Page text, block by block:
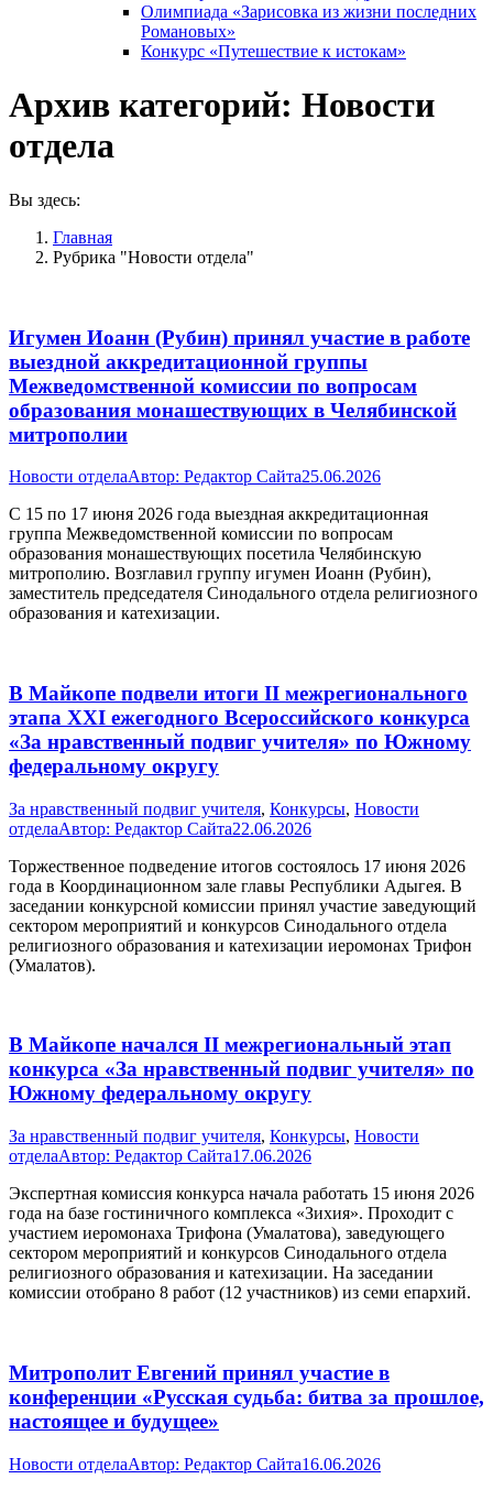
Олимпиада «Зарисовка из жизни последних
Романовых»
Конкурс «Путешествие к истокам»
Архив категорий: Новости
отдела
Вы здесь:
Главная
Рубрика "Новости отдела"
Игумен Иоанн (Рубин) принял участие в работе
выездной аккредитационной группы
Межведомственной комиссии по вопросам
образования монашествующих в Челябинской
митрополии
Новости отделаАвтор: Редактор Сайта25.06.2026
С 15 по 17 июня 2026 года выездная аккредитационная
группа Межведомственной комиссии по вопросам
образования монашествующих посетила Челябинскую
митрополию. Возглавил группу игумен Иоанн (Рубин),
заместитель председателя Синодального отдела религиозного
образования и катехизации.
В Майкопе подвели итоги II межрегионального
этапа XXI ежегодного Всероссийского конкурса
«За нравственный подвиг учителя» по Южному
федеральному округу
За нравственный подвиг учителя, Конкурсы, Новости
отделаАвтор: Редактор Сайта22.06.2026
Торжественное подведение итогов состоялось 17 июня 2026
года в Координационном зале главы Республики Адыгея. В
заседании конкурсной комиссии принял участие заведующий
сектором мероприятий и конкурсов Синодального отдела
религиозного образования и катехизации иеромонах Трифон
(Умалатов).
В Майкопе начался II межрегиональный этап
конкурса «За нравственный подвиг учителя» по
Южному федеральному округу
За нравственный подвиг учителя, Конкурсы, Новости
отделаАвтор: Редактор Сайта17.06.2026
Экспертная комиссия конкурса начала работать 15 июня 2026
года на базе гостиничного комплекса «Зихия». Проходит с
участием иеромонаха Трифона (Умалатова), заведующего
сектором мероприятий и конкурсов Синодального отдела
религиозного образования и катехизации. На заседании
комиссии отобрано 8 работ (12 участников) из семи епархий.
Митрополит Евгений принял участие в
конференции «Русская судьба: битва за прошлое,
настоящее и будущее»
Новости отделаАвтор: Редактор Сайта16.06.2026